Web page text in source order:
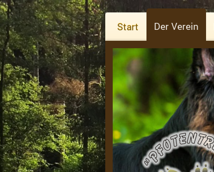
Start Der Verein